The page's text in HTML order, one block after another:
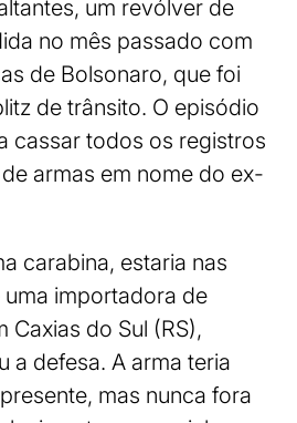
um revólver de
no mês passado com
de Bolsonaro, que foi
de trânsito. O episódio
cassar todos os registros
armas em nome do ex-
carabina, estaria nas
importadora de
Caxias do Sul (RS),
a defesa. A arma teria
mas nunca fora